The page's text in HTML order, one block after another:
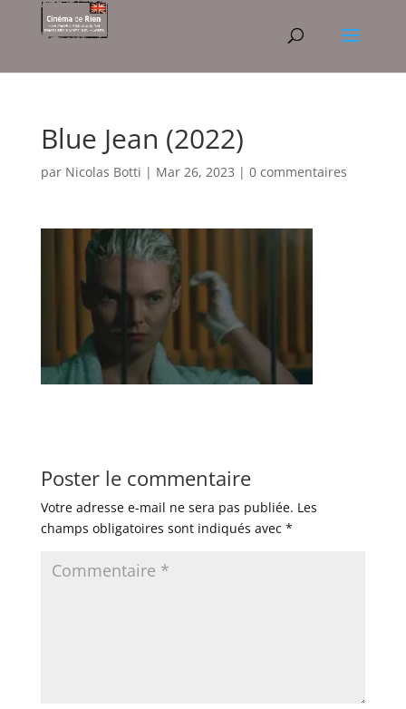
Blue Jean (2022)
par Nicolas Botti | Mar 26, 2023 | 0 commentaires
Poster le commentaire
Votre adresse e-mail ne sera pas publiée. Les
champs obligatoires sont indiqués avec *